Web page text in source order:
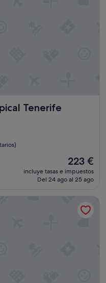
Tenerife
El
precio
actual
de
223 €
223 €
incluye tasas e impuestos
Del 24 ago al 25 ago